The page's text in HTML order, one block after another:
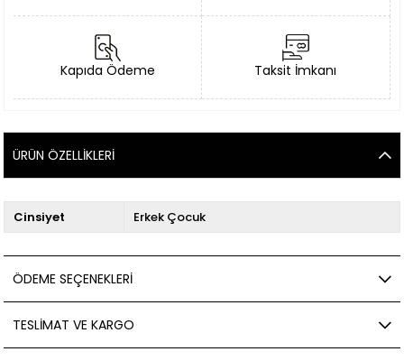
Kapıda Ödeme Taksit İmkanı
ÜRÜN ÖZELLIKLERI
Cinsiyet Erkek Çocuk
ÖDEME SEÇENEKLERI
TESLIMAT VE KARGO